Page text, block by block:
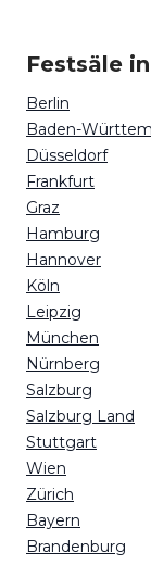
Berlin
Baden-
Düsseldorf
Frankfurt
Graz
Hamburg
Hannover
Köln
Leipzig
München
Nürnberg
Salzburg
Salzburg Land
Stuttgart
Wien
Zürich
Bayern
Brandenburg